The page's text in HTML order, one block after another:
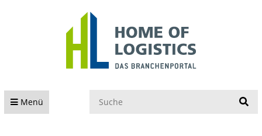
Menü